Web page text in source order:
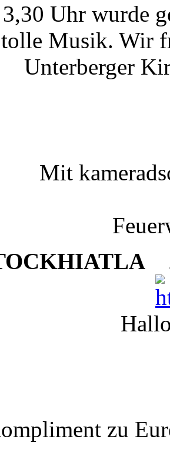
Uhr wurde
Musik. Wir
Unterberger
Mit
zu